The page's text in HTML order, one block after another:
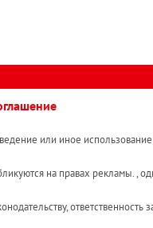
или иное
на правах рекламы. ,
ответственность